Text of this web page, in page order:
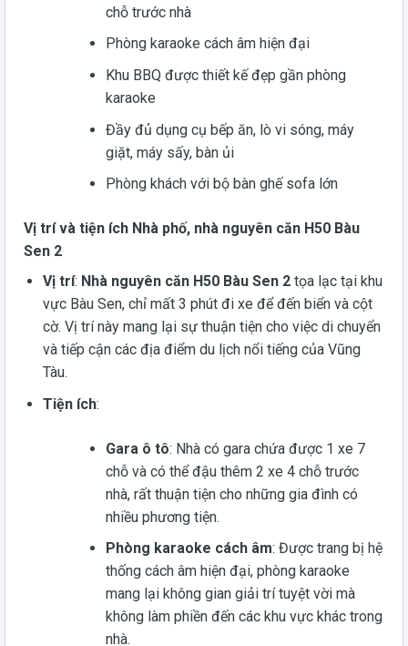
chỗ trước nhà
Phòng karaoke cách âm hiện đại
Khu BBQ được thiết kế đẹp gần phòng
karaoke
Đầy đủ dụng cụ bếp ăn, lò vi sóng, máy
giặt, máy sấy, bàn ủi
Phòng khách với bộ bàn ghế sofa lớn
Vị trí và tiện ích Nhà phố, nhà nguyên căn H50 Bàu
Sen 2
Vị trí: Nhà nguyên căn H50 Bàu Sen 2tọa lạc tại khu
vực Bàu Sen, chỉ mất 3 phút đi xe để đến biển và cột
cờ. Vị trí này mang lại sự thuận tiện cho việc di chuyển
và tiếp cận các địa điểm du lịch nổi tiếng của Vũng
Tàu.
Tiện ích:
Gara ô tô: Nhà có gara chứa được 1 xe 7
chỗ và có thể đậu thêm 2 xe 4 chỗ trước
nhà, rất thuận tiện cho những gia đình có
nhiều phương tiện.
Phòng karaoke cách âm: Được trang bị hệ
thống cách âm hiện đại, phòng karaoke
mang lại không gian giải trí tuyệt vời mà
không làm phiền đến các khu vực khác trong
nhà.